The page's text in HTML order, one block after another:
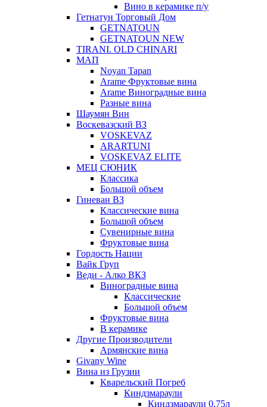
Вино в керамике п/у
Гетнатун Торговый Дом
GETNATOUN
GETNATOUN NEW
TIRANI. OLD CHINARI
МАП
Noyan Tapan
Arame Фруктовые вина
Arame Виноградные вина
Разные вина
Шаумян Вин
Воскевазский ВЗ
VOSKEVAZ
ARARTUNI
VOSKEVAZ ELITE
МЕЦ СЮНИК
Классика
Большой объем
Гиневан ВЗ
Классические вина
Большой объем
Сувенирные вина
Фруктовые вина
Гордость Нации
Вайк Груп
Веди - Алко ВКЗ
Виноградные вина
Классические
Большой объем
Фруктовые вина
В керамике
Другие Производители
Армянские вина
Givany Wine
Вина из Грузии
Кварельский Погреб
Киндзмараули
Киндзмараули 0,75л